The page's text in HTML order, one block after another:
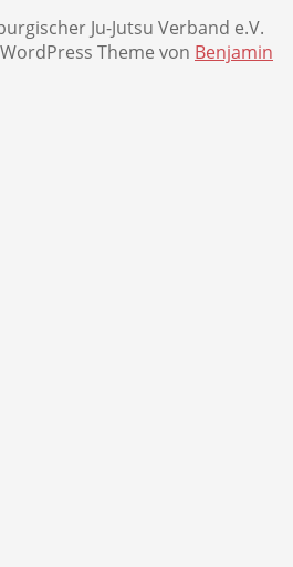
Ju-Jutsu Verband e.V.
Theme von Benjamin